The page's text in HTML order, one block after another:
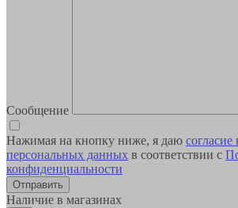
Сообщение
Нажимая на кнопку ниже, я даю согласие
персональных данных в соответствии с
конфиденциальности
Наличие в магазинах